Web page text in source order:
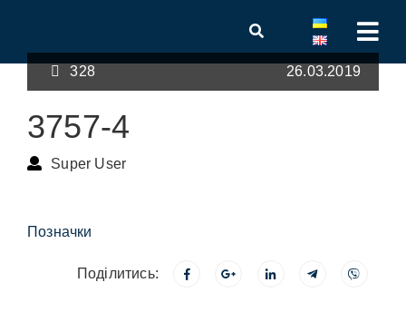
328 26.03.2019
3757-4
Super User
Позначки
Поділитись: